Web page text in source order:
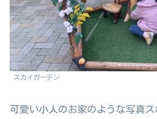
スカイガーデン
可愛い小人のお家のような写真